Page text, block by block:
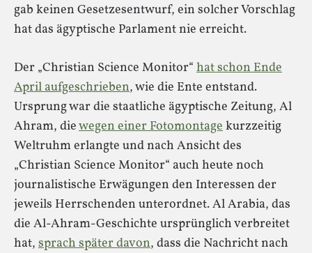
gab keinen Gesetzesentwurf, ein solcher Vorschlag
hat das ägyptische Parlament nie erreicht.
Der „Christian Science Monitor“ hat schon Ende
April aufgeschrieben, wie die Ente entstand.
Ursprung war die staatliche ägyptische Zeitung, Al
Ahram, diewegen einer Fotomontagekurzzeitig
Weltruhm erlangte und nach Ansicht des
„Christian Science Monitor“ auch heute noch
journalistische Erwägungen den Interessen der
jeweils Herrschenden unterordnet. Al Arabia, das
die Al-Ahram-Geschichte ursprünglich verbreitet
hat, sprach später davon, dass die Nachricht nach